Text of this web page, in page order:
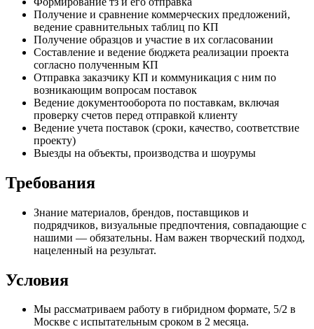
Получение и сравнение коммерческих предложений,
ведение сравнительных таблиц по КП
Получение образцов и участие в их согласовании
Составление и ведение бюджета реализации проекта
согласно полученным КП
Отправка заказчику КП и коммуникация с ним по
возникающим вопросам поставок
Ведение документооборота по поставкам, включая
проверку счетов перед отправкой клиенту
Ведение учета поставок (сроки, качество, соответствие
проекту)
Выезды на объекты, производства и шоурумы
Требования
Знание материалов, брендов, поставщиков и
подрядчиков, визуальные предпочтения, совпадающие с
нашими — обязательны. Нам важен творческий подход,
нацеленный на результат.
Условия
Мы рассматриваем работу в гибридном формате, 5/2 в
Москве с испытательным сроком в 2 месяца.